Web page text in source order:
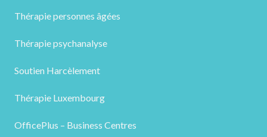
Thérapie personnes âgées
Thérapie psychanalyse
Soutien Harcèlement
Thérapie Luxembourg
OfficePlus – Business Centres